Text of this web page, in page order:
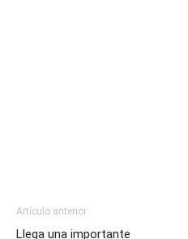
Artículo anterior
Llega una importante